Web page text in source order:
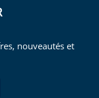
nouveautés et